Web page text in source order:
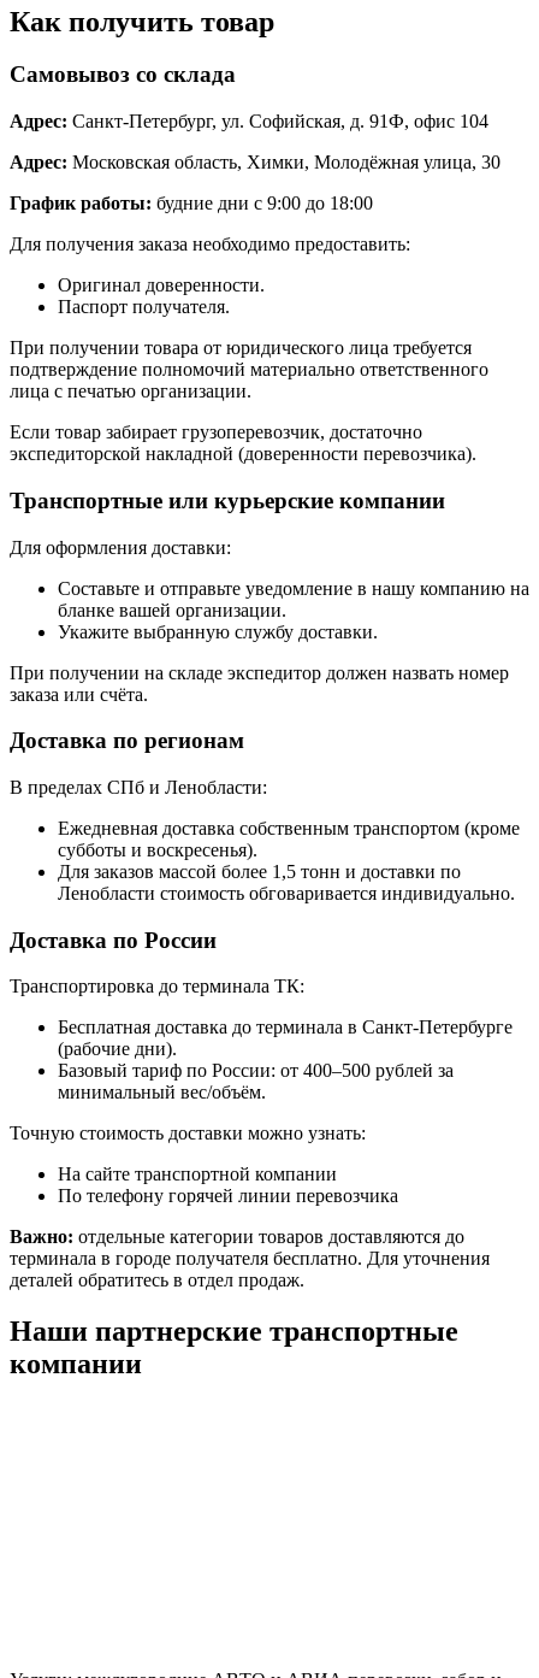
Как получить товар
Самовывоз со склада
Адрес: Санкт-Петербург, ул. Софийская, д. 91Ф, офис 104
Адрес: Московская область, Химки, Молодёжная улица, 30
График работы: будние дни с 9:00 до 18:00
Для получения заказа необходимо предоставить:
Оригинал доверенности.
Паспорт получателя.
При получении товара от юридического лица требуется
подтверждение полномочий материально ответственного
лица с печатью организации.
Если товар забирает грузоперевозчик, достаточно
экспедиторской накладной (доверенности перевозчика).
Транспортные или курьерские компании
Для оформления доставки:
Составьте и отправьте уведомление в нашу компанию на
бланке вашей организации.
Укажите выбранную службу доставки.
При получении на складе экспедитор должен назвать номер
заказа или счёта.
Доставка по регионам
В пределах СПб и Ленобласти:
Ежедневная доставка собственным транспортом (кроме
субботы и воскресенья).
Для заказов массой более 1,5 тонн и доставки по
Ленобласти стоимость обговаривается индивидуально.
Доставка по России
Транспортировка до терминала ТК:
Бесплатная доставка до терминала в Санкт-Петербурге
(рабочие дни).
Базовый тариф по России: от 400–500 рублей за
минимальный вес/объём.
Точную стоимость доставки можно узнать:
На сайте транспортной компании
По телефону горячей линии перевозчика
Важно: отдельные категории товаров доставляются до
терминала в городе получателя бесплатно. Для уточнения
деталей обратитесь в отдел продаж.
Наши партнерские транспортные
компании